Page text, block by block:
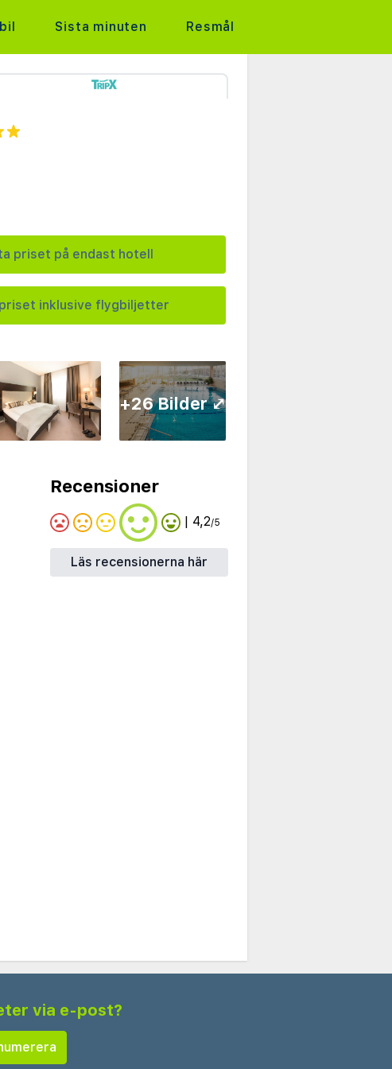
Sista minuten Resmål
priset på endast hotell
inklusive flygbiljetter
+26 Bilder ⤢
Recensioner
| 4,2/5
Läs recensionerna här
via e-post?